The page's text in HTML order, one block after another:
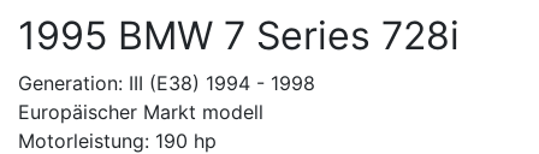
1995 BMW 7 Series 728i
Generation: III (E38) 1994 - 1998
Europäischer Markt modell
Motorleistung: 190 hp